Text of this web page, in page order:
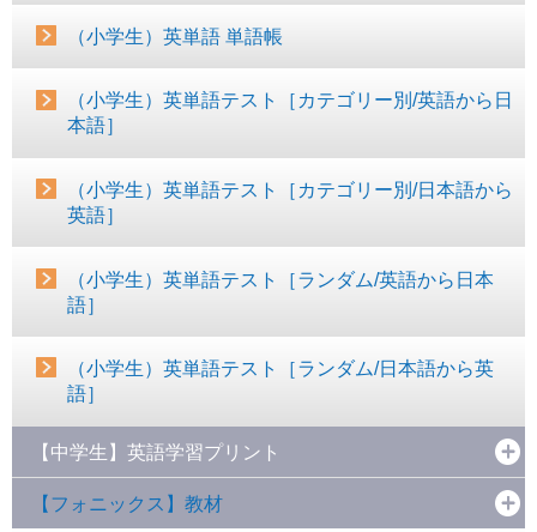
（小学生）英単語 単語帳
（小学生）英単語テスト［カテゴリー別/英語から日
本語］
（小学生）英単語テスト［カテゴリー別/日本語から
英語］
（小学生）英単語テスト［ランダム/英語から日本
語］
（小学生）英単語テスト［ランダム/日本語から英
語］
【中学生】英語学習プリント
【フォニックス】教材